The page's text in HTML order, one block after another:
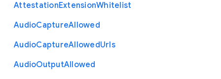
AttestationExtensionWhitelist
AudioCaptureAllowed
AudioCaptureAllowedUrls
AudioOutputAllowed